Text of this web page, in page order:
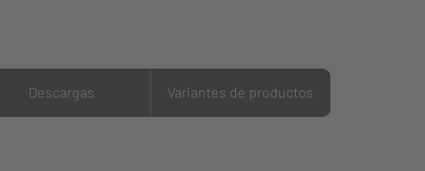
Descargas Variantes de productos